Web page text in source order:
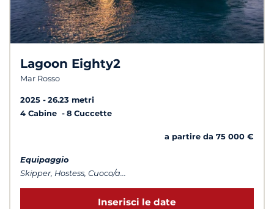
Lagoon Eighty2
Mar Rosso
2025
26.23 metri
4 Cabine
8 Cuccette
a partire da 75 000 €
Equipaggio
Skipper, Hostess, Cuoco/a...
Inserisci le date